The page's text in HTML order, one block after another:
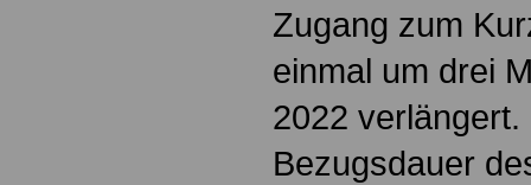
Zugang zum
einmal um drei
2022
Bezugsdauer